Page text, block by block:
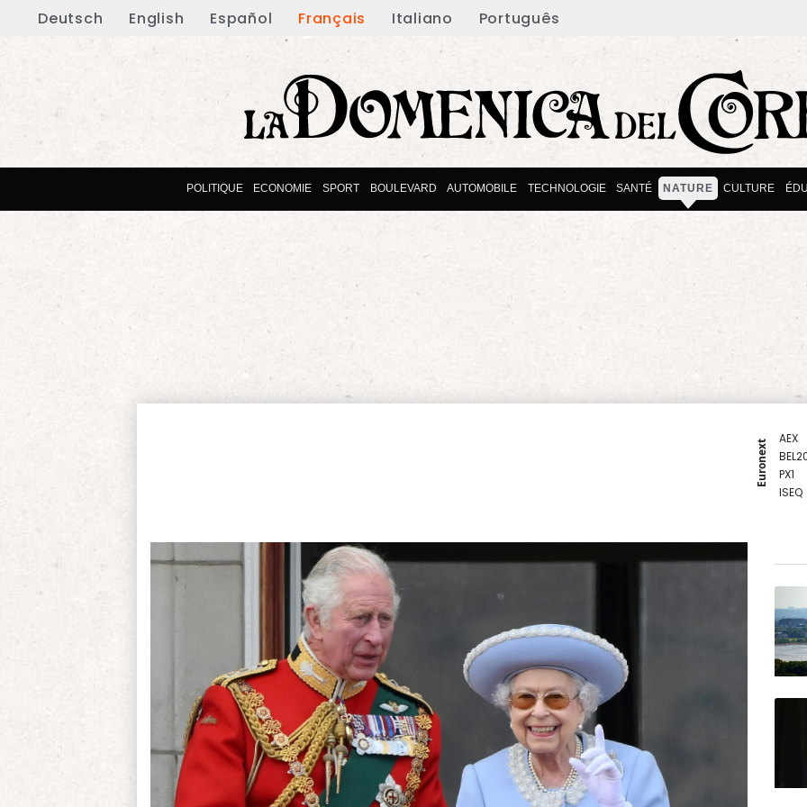
Deutsch English Español Français Italiano Português
POLITIQUE ECONOMIE SPORT BOULEVARD AUTOMOBILE TECHNOLOGIE SANTÉ NATURE CULTURE
Euronext
AEX
PX1
ISEQ